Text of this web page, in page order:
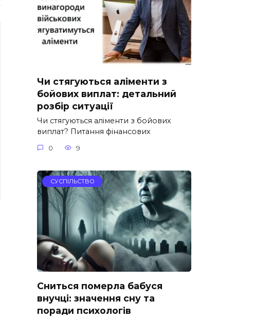
Чи стягуються аліменти з
бойових виплат: детальний
розбір ситуації
Чи стягуються аліменти з бойових
виплат? Питання фінансових
0 9
СУСПІЛЬСТВО
Сниться померла бабуся
внучці: значення сну та
поради психологів